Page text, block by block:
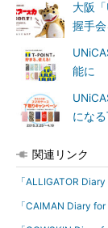
大阪
握手
能に
にな
関連リンク
「ALLIGATOR
「CAIMAN Diary